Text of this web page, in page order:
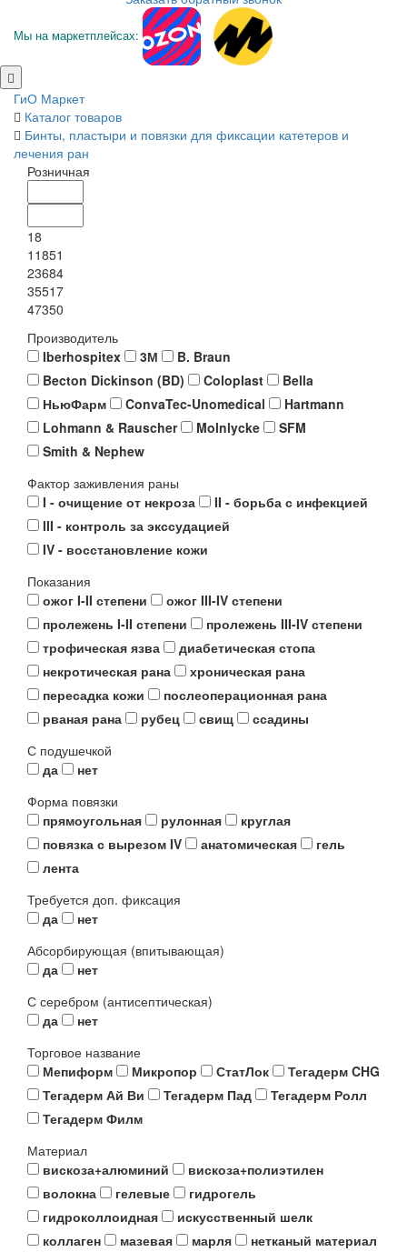
Мы на маркетплейсах:
ГиО Маркет
Каталог товаров
Бинты, пластыри и повязки для фиксации катетеров и
лечения ран
Розничная
18
11851
23684
35517
47350
Производитель
Iberhospitex
3М
B. Braun
Becton Dickinson (BD)
Coloplast
Bella
НьюФарм
ConvaTec-Unomedical
Hartmann
Lohmann & Rauscher
Molnlycke
SFM
Smith & Nephew
Фактор заживления раны
I - очищение от некроза
II - борьба с инфекцией
III - контроль за экссудацией
IV - восстановление кожи
Показания
ожог I-II степени
ожог III-IV степени
пролежень I-II степени
пролежень III-IV степени
трофическая язва
диабетическая стопа
некротическая рана
хроническая рана
пересадка кожи
послеоперационная рана
рваная рана
рубец свищ
ссадины
С подушечкой
да
нет
Форма повязки
прямоугольная
рулонная
круглая
повязка с вырезом IV
анатомическая
гель
лента
Требуется доп. фиксация
да
нет
Абсорбирующая (впитывающая)
да
нет
С серебром (антисептическая)
да
нет
Торговое название
Мепиформ
Микропор СтатЛок
Тегадерм CHG
Тегадерм Ай Ви
Тегадерм Пад
Тегадерм Ролл
Тегадерм Филм
Материал
вискоза+алюминий
вискоза+полиэтилен
волокна
гелевые
гидрогель
гидроколлоидная
искусственный шелк
коллаген
мазевая марля
нетканый материал